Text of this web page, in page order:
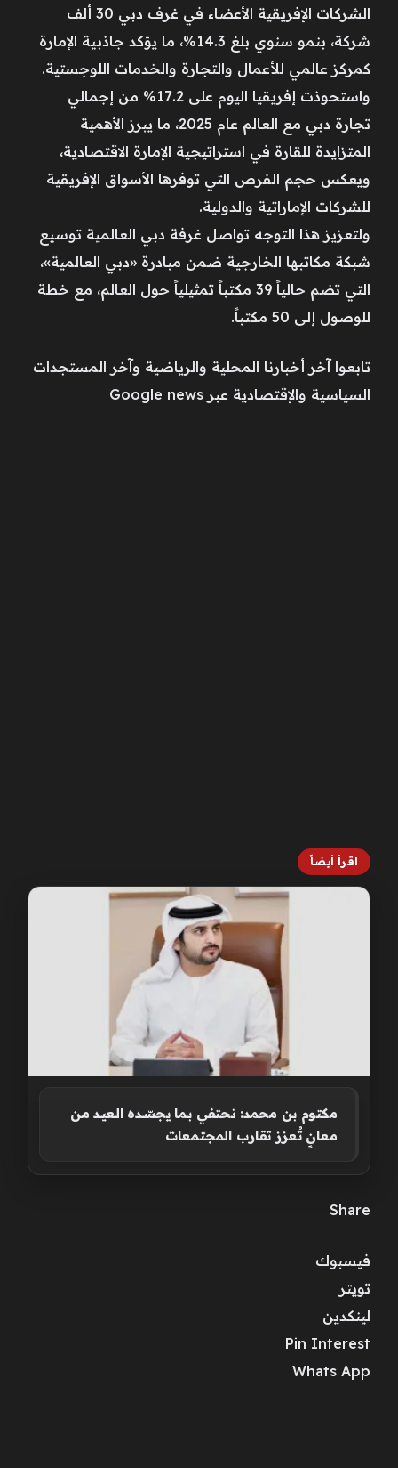
الشركات الإفريقية الأعضاء في غرف دبي 30 ألف
شركة، بنمو سنوي بلغ 14.3%، ما يؤكد جاذبية الإمارة
كمركز عالمي للأعمال والتجارة والخدمات اللوجستية.
واستحوذت إفريقيا اليوم على 17.2% من إجمالي
تجارة دبي مع العالم عام 2025، ما يبرز الأهمية
المتزايدة للقارة في استراتيجية الإمارة الاقتصادية،
ويعكس حجم الفرص التي توفرها الأسواق الإفريقية
للشركات الإماراتية والدولية.
ولتعزيز هذا التوجه تواصل غرفة دبي العالمية توسيع
شبكة مكاتبها الخارجية ضمن مبادرة «دبي العالمية»،
التي تضم حالياً 39 مكتباً تمثيلياً حول العالم، مع خطة
للوصول إلى 50 مكتباً.
تابعوا آخر أخبارنا المحلية والرياضية وآخر المستجدات
السياسية والإقتصادية عبر Google news
اقرأ أيضاً
مكتوم بن محمد: نحتفي بما يجسّـده العيـد مـن
معانٍ تُعزز تقارب المجتمعات
Share
فيسبوك
تويتر
لينكدين
Pin Interest
Whats App